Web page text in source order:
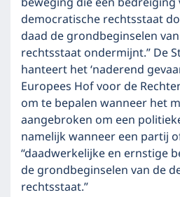
democratische rechtsstaat
daad de grondbeginselen
rechtsstaat ondermijnt.” De
hanteert het ‘naderend
Europees Hof voor de
om te bepalen wanneer het
aangebroken om een
namelijk wanneer een partij
“daadwerkelijke en ernstige
de grondbeginselen van de
rechtsstaat.”